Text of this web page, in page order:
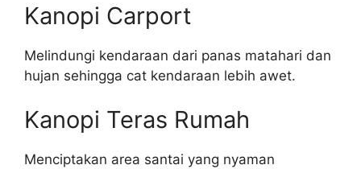
Kanopi Carport
Melindungi kendaraan dari panas matahari dan
hujan sehingga cat kendaraan lebih awet.
Kanopi Teras Rumah
Menciptakan area santai yang nyaman